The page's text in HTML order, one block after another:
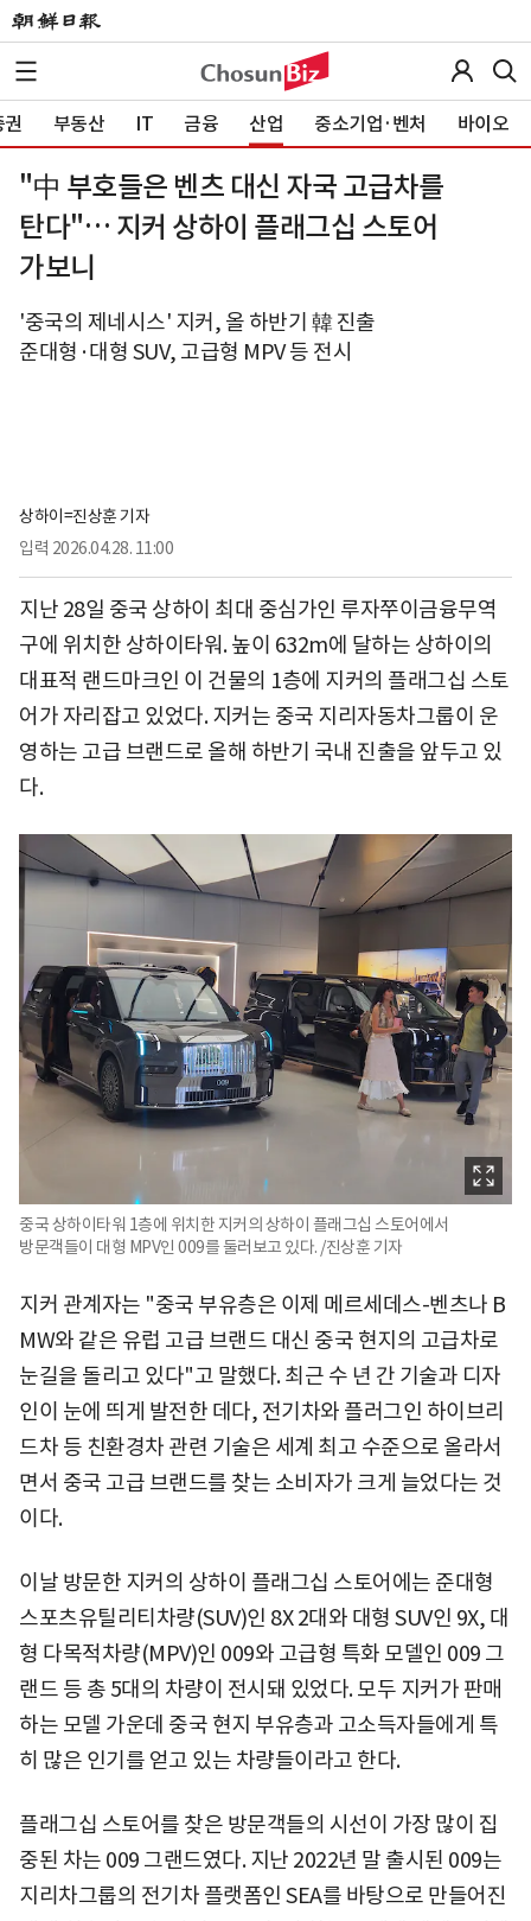
부동산 IT 금융 산업 중소기업·벤처 바이오
"中 부호들은 벤츠 대신 자국 고급차를
탄다"… 지커 상하이 플래그십 스토어
가보니
'중국의 제네시스' 지커, 올 하반기 韓 진출
준대형·대형 SUV, 고급형 MPV 등 전시
상하이=진상훈 기자
입력 2026.04.28. 11:00
지난 28일 중국 상하이 최대 중심가인 루자쭈이금융무역
구에 위치한 상하이타워. 높이 632m에 달하는 상하이의
대표적 랜드마크인 이 건물의 1층에 지커의 플래그십 스토
어가 자리잡고 있었다. 지커는 중국 지리자동차그룹이 운
영하는 고급 브랜드로 올해 하반기 국내 진출을 앞두고 있
다.
중국 상하이타워 1층에 위치한 지커의 상하이 플래그십 스토어에서
방문객들이 대형 MPV인 009를 둘러보고 있다. /진상훈 기자
지커 관계자는 "중국 부유층은 이제 메르세데스-벤츠나 B
MW와 같은 유럽 고급 브랜드 대신 중국 현지의 고급차로
눈길을 돌리고 있다"고 말했다. 최근 수 년 간 기술과 디자
인이 눈에 띄게 발전한 데다, 전기차와 플러그인 하이브리
드차 등 친환경차 관련 기술은 세계 최고 수준으로 올라서
면서 중국 고급 브랜드를 찾는 소비자가 크게 늘었다는 것
이다.
이날 방문한 지커의 상하이 플래그십 스토어에는 준대형
스포츠유틸리티차량(SUV)인 8X 2대와 대형 SUV인 9X, 대
형 다목적차량(MPV)인 009와 고급형 특화 모델인 009 그
랜드 등 총 5대의 차량이 전시돼 있었다. 모두 지커가 판매
하는 모델 가운데 중국 현지 부유층과 고소득자들에게 특
히 많은 인기를 얻고 있는 차량들이라고 한다.
플래그십 스토어를 찾은 방문객들의 시선이 가장 많이 집
중된 차는 009 그랜드였다. 지난 2022년 말 출시된 009는
지리차그룹의 전기차 플랫폼인 SEA를 바탕으로 만들어진